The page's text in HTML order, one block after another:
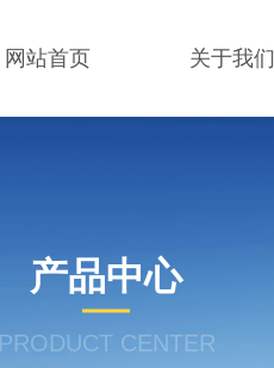
网站首页 关于我们
产品中心
PRODUCT CENTER